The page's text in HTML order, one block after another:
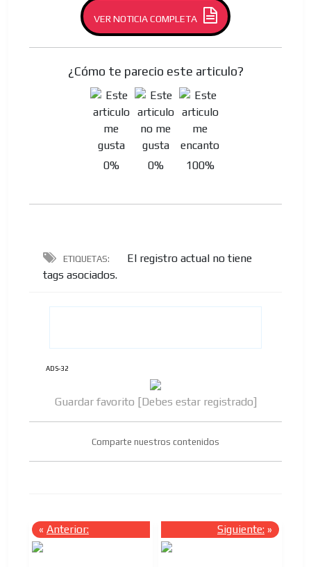
VER NOTICIA COMPLETA
¿Cómo te parecio este articulo?
0% 0% 100%
ETIQUETAS:
El registro actual no tiene
tags asociados.
ADS-32
Guardar favorito [Debes estar registrado]
Comparte nuestros contenidos
« Anterior: Siguiente: »